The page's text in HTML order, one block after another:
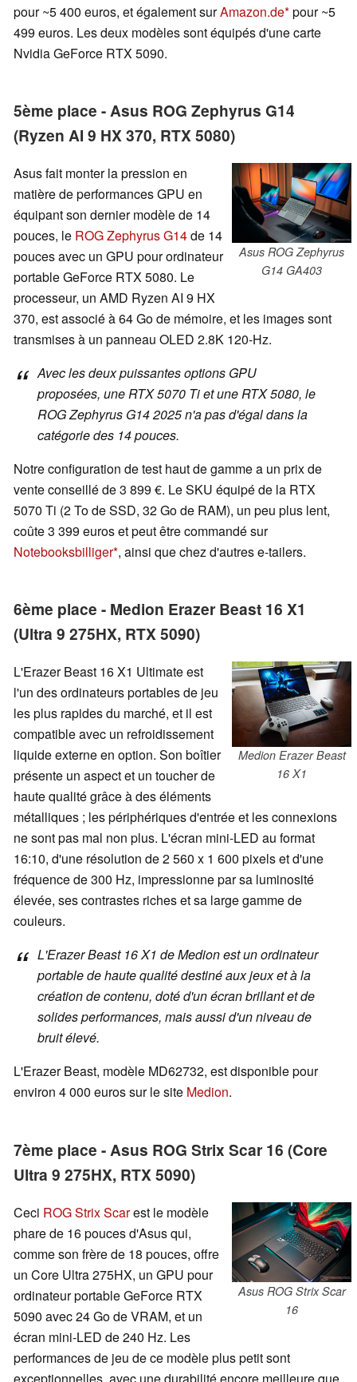
pour ~5 400 euros, et également surAmazon.de pour ~5
499 euros. Les deux modèles sont équipés d'une carte
Nvidia GeForce RTX 5090.
5ème place - Asus ROG Zephyrus G14
(Ryzen AI 9 HX 370, RTX 5080)
Asus ROG Zephyrus
G14 GA403
Asus fait monter la pression en
matière de performances GPU en
équipant son dernier modèle de 14
pouces, le ROG Zephyrus G14de 14
pouces avec un GPU pour ordinateur
portable GeForce RTX 5080. Le
processeur, un AMD Ryzen AI 9 HX
370, est associé à 64 Go de mémoire, et les images sont
transmises à un panneau OLED 2.8K 120-Hz.
Avec les deux puissantes options GPU
proposées, une RTX 5070 Ti et une RTX 5080, le
ROG Zephyrus G14 2025 n'a pas d'égal dans la
catégorie des 14 pouces.
Notre configuration de test haut de gamme a un prix de
vente conseillé de 3 899 €. Le SKU équipé de la RTX
5070 Ti (2 To de SSD, 32 Go de RAM), un peu plus lent,
coûte 3 399 euros et peut être commandé sur
Notebooksbilliger , ainsi que chez d'autres e-tailers.
6ème place - Medion Erazer Beast 16 X1
(Ultra 9 275HX, RTX 5090)
Medion Erazer Beast
16 X1
L'Erazer Beast 16 X1 Ultimate est
l'un des ordinateurs portables de jeu
les plus rapides du marché, et il est
compatible avec un refroidissement
liquide externe en option. Son boîtier
présente un aspect et un toucher de
haute qualité grâce à des éléments
métalliques ; les périphériques d'entrée et les connexions
ne sont pas mal non plus. L'écran mini-LED au format
16:10, d'une résolution de 2 560 x 1 600 pixels et d'une
fréquence de 300 Hz, impressionne par sa luminosité
élevée, ses contrastes riches et sa large gamme de
couleurs.
L'Erazer Beast 16 X1 de Medion est un ordinateur
portable de haute qualité destiné aux jeux et à la
création de contenu, doté d'un écran brillant et de
solides performances, mais aussi d'un niveau de
bruit élevé.
L'Erazer Beast, modèle MD62732, est disponible pour
environ 4 000 euros sur le site Medion.
7ème place - Asus ROG Strix Scar 16 (Core
Ultra 9 275HX, RTX 5090)
Asus ROG Strix Scar
16
Ceci ROG Strix Scarest le modèle
phare de 16 pouces d'Asus qui,
comme son frère de 18 pouces, offre
un Core Ultra 275HX, un GPU pour
ordinateur portable GeForce RTX
5090 avec 24 Go de VRAM, et un
écran mini-LED de 240 Hz. Les
performances de jeu de ce modèle plus petit sont
exceptionnelles, avec une durabilité encore meilleure que